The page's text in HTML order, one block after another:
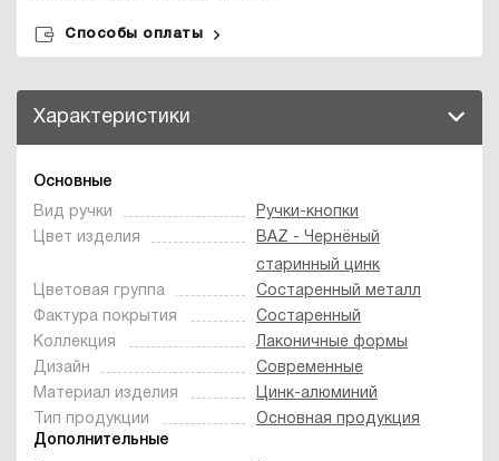
Способы оплаты
Характеристики
Основные
Вид ручки
Ручки-кнопки
Цвет изделия
BAZ - Чернёный
старинный цинк
Цветовая группа
Состаренный металл
Фактура покрытия
Состаренный
Коллекция
Лаконичные формы
Дизайн
Современные
Материал изделия
Цинк-алюминий
Тип продукции
Основная продукция
Дополнительные